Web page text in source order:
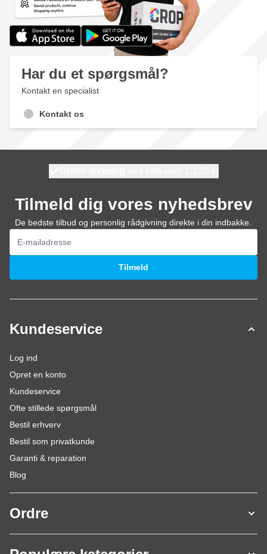
Har du et spørgsmål?
Kontakt en specialist
Kontakt os
Tilmeld dig vores nyhedsbrev
De bedste tilbud og personlig rådgivning direkte i din indbakke.
E-mail adresse
Tilmeld
Kundeservice
Log ind
Opret en konto
Kundeservice
Ofte stillede spørgsmål
Bestil erhverv
Bestil som privatkunde
Garanti & reparation
Blog
Ordre